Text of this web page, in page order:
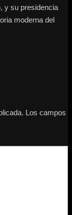
y su presidencia
moderna del
Los campos